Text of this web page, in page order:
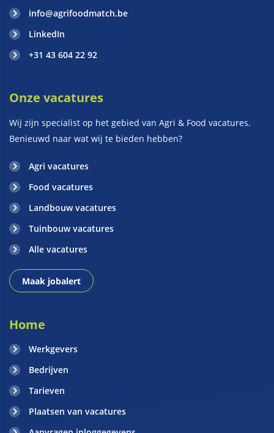
info@agrifoodmatch.be
LinkedIn
+31 43 604 22 92
Onze vacatures
Wij zijn specialist op het gebied van Agri & Food vacatures.
Benieuwd naar wat wij te bieden hebben?
Agri vacatures
Food vacatures
Landbouw vacatures
Tuinbouw vacatures
Alle vacatures
Maak jobalert
Home
Werkgevers
Bedrijven
Tarieven
Plaatsen van vacatures